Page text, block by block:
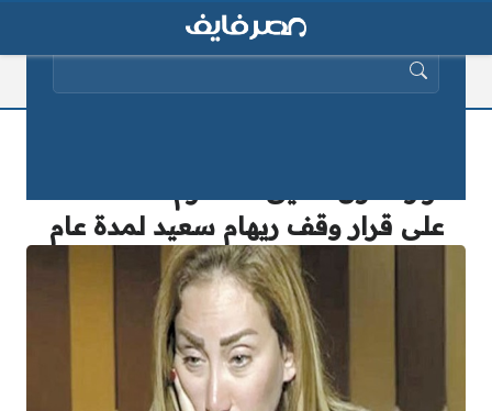
على قرار وقف ريهام سعيد لمدة عام
البحث عن: